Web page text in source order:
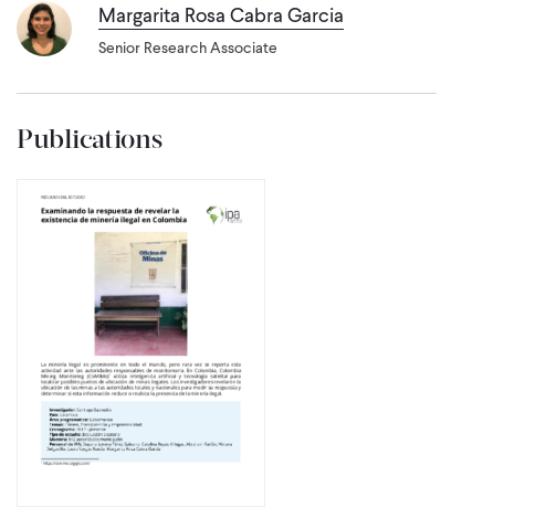
Margarita Rosa Cabra Garcia
Senior Research Associate
Publications